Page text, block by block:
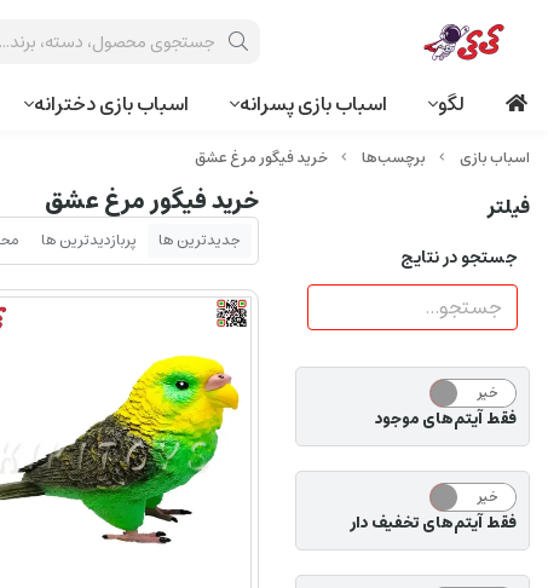
لگو اسباب بازی پسرانه اسباب بازی دخترانه
برچسب‌ها خرید فیگور مرغ عشق
فیلتر
جستجو در نتایج
خیر
فقط آیتم‌های موجود
خیر
فقط آیتم‌های تخفیف دار
خرید فیگور مرغ عشق
جدیدترین ها پربازدیدترین ها